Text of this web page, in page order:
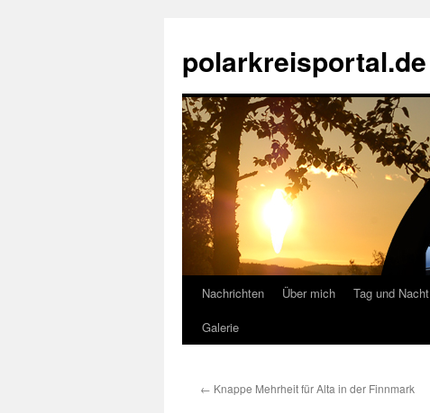
springen
polarkreisportal.de
Nachrichten Über mich Tag und Nacht
Galerie
← Knappe Mehrheit für Alta in der Finnmark